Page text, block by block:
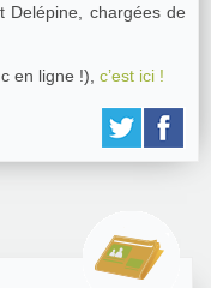
Delépine, chargées de
en ligne !), c’est ici !